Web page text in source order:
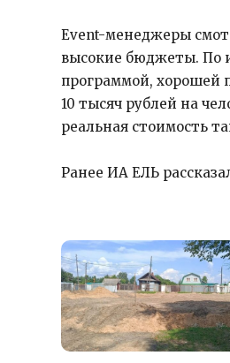
Event-менеджеры
высокие бюджеты. По
программой, хорошей
10 тысяч рублей на
реальная стоимость
Ранее ИА ЕЛЬ